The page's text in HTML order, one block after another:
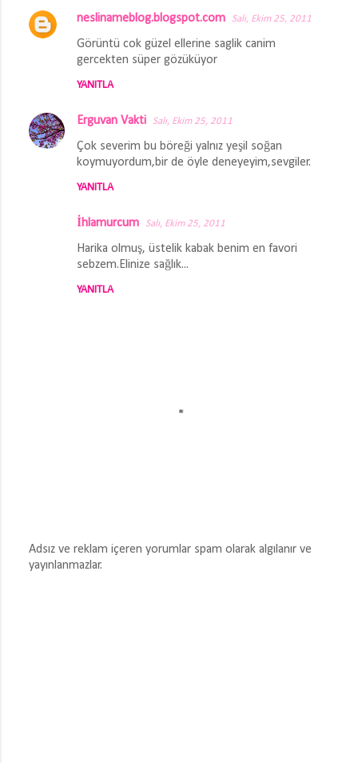
neslinameblog.blogspot.com Salı, Ekim 25, 2011
Görüntü cok güzel ellerine saglik canim
gercekten süper gözüküyor
YANITLA
Erguvan Vakti Salı, Ekim 25, 2011
Çok severim bu böreği yalnız yeşil soğan
koymuyordum,bir de öyle deneyeyim,sevgiler.
YANITLA
İhlamurcum Salı, Ekim 25, 2011
Harika olmuş, üstelik kabak benim en favori
sebzem.Elinize sağlık...
YANITLA
Y
Adsız ve reklam içeren yorumlar spam olarak algılanır ve
yayınlanmazlar.